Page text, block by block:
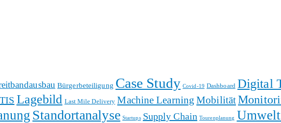
Bürgerbeteiligung Case Study Covid-19 Dashboard Digital
Lagebild Last Mile Delivery Machine Learning Mobilität
Standortanalyse Startups Supply Chain Tourenplanung